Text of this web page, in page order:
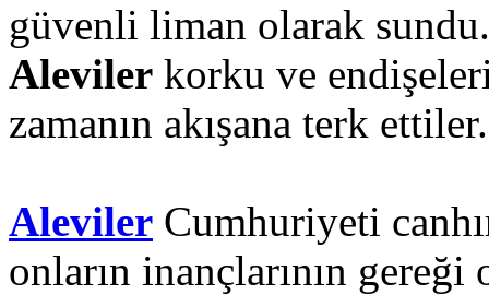
güvenli liman olarak
Aleviler korku ve
zamanın akışana terk ettiler.
Aleviler Cumhuriyeti
onların inançlarının